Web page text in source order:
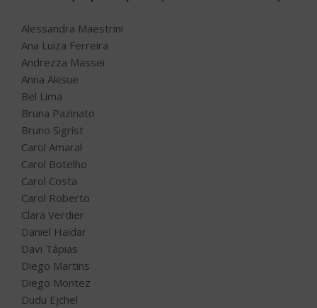
Alessandra Maestrini
Ana Luiza Ferreira
Andrezza Massei
Anna Akisue
Bel Lima
Bruna Pazinato
Bruno Sigrist
Carol Amaral
Carol Botelho
Carol Costa
Carol Roberto
Clara Verdier
Daniel Haidar
Davi Tápias
Diego Martins
Diego Montez
Dudu Ejchel